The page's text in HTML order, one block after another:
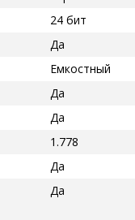
24 бит
Да
Емкостный
Да
Да
1.778
Да
Да